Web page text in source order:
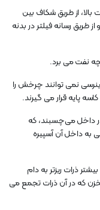
از طریق شکاف بین
طریق رسانه فیلتر در بدنه
نفت می برد.
نمی توانند چرخش را
پایه قرار می گیرند.
داخل می‌چسبند، که
داخل آن آسپیره
ذرات ریزتر به دام
که در آن ذرات تجمع می